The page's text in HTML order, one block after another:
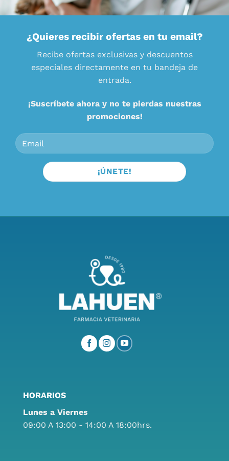
¿Quieres recibir ofertas en tu email?
Recibe ofertas exclusivas y descuentos
especiales directamente en tu bandeja de
entrada.
¡Suscríbete ahora y no te pierdas nuestras
promociones!
HORARIOS
Lunes a Viernes
09:00 A 13:00 - 14:00 A 18:00hrs.